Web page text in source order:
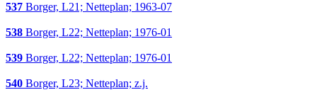
537 Borger, L21; Netteplan; 1963-07
538 Borger, L22; Netteplan; 1976-01
539 Borger, L22; Netteplan; 1976-01
540 Borger, L23; Netteplan; z.j.